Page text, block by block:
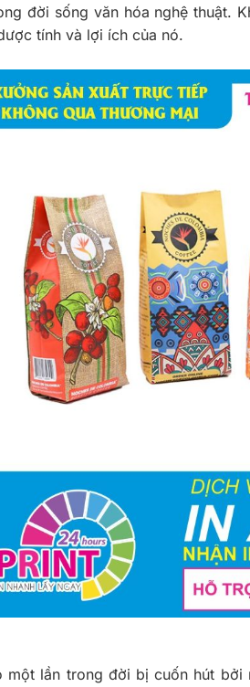
đời sống văn hóa nghệ thuật.
tính và lợi ích của nó.
một lần trong đời bị cuốn hút